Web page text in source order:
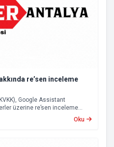
re’sen inceleme
Google Assistant
üzerine re’sen inceleme
Oku